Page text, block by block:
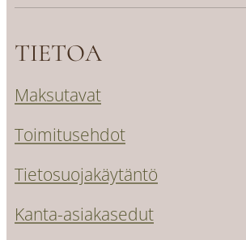
TIETOA
Maksutavat
Toimitusehdot
Tietosuojakäytäntö
Kanta-asiakasedut